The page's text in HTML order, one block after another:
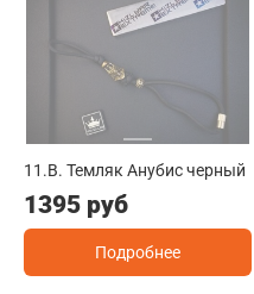
11.B. Темляк Анубис черный
1395 руб
Подробнее